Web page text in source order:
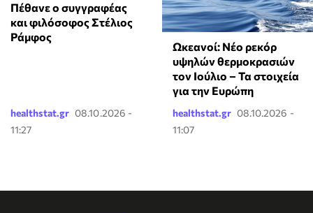
Πέθανε ο συγγραφέας
και φιλόσοφος Στέλιος
Ράμφος
healthstat.gr 08.10.2026 -
11:27
Ωκεανοί: Νέο ρεκόρ
υψηλών θερμοκρασιών
τον Ιούλιο – Τα στοιχεία
για την Ευρώπη
healthstat.gr 08.10.2026 -
11:07